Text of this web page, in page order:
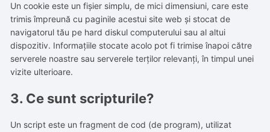
Un cookie este un fișier simplu, de mici dimensiuni, care este
trimis împreună cu paginile acestui site web și stocat de
navigatorul tău pe hard diskul computerului sau al altui
dispozitiv. Informațiile stocate acolo pot fi trimise înapoi către
serverele noastre sau serverele terților relevanți, în timpul unei
vizite ulterioare.
3. Ce sunt scripturile?
Un script este un fragment de cod (de program), utilizat